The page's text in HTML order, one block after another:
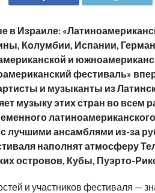
в Израиле:
Колумбии, Испании,
и
фестиваль»
и музыканты из
музыку этих стран во всем
латиноамериканского
лучшими ансамблями из-за
наполнят атмосферу
островов, Кубы, Пуэрто-
и участников фестиваля —